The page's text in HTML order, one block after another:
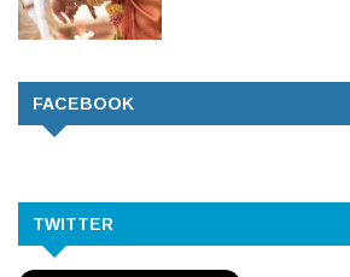
FACEBOOK
TWITTER